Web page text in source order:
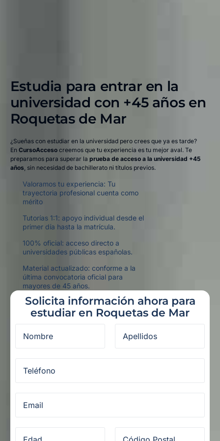
Estudia para entrar en la
universidad con +45 años en
Roquetas de Mar​
¿Sueñas con estudiar en la universidad pero crees que ya es tarde?
En CursoAccesocreemos que tu experiencia es tu mejor aval. Te
preparamos para superar la prueba de acceso a la universidad +45
años, sin necesidad de bachillerato ni títulos previos.
Valoramos tu experiencia: Tu
trayectoria profesional cuenta como
mérito
Tutorías 1:1: apoyo individual desde el
primer día hasta la matrícula.
100% oficial: acceso directo a
universidades públicas españolas.
Material actualizado: conforme a la
última convocatoria oficial para
mayores de 45 años.
Solicita información ahora para
estudiar en Roquetas de Mar